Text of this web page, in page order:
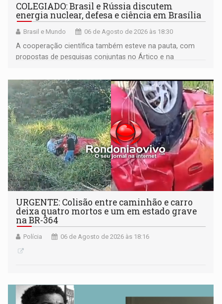
COLEGIADO: Brasil e Rússia discutem
energia nuclear, defesa e ciência em Brasília
Brasil e Mundo 06 de Agosto de 2026 às 18:30
A cooperação científica também esteve na pauta, com
propostas de pesquisas conjuntas no Ártico e na
URGENTE: Colisão entre caminhão e carro
deixa quatro mortos e um em estado grave
na BR-364
Polícia 06 de Agosto de 2026 às 18:16